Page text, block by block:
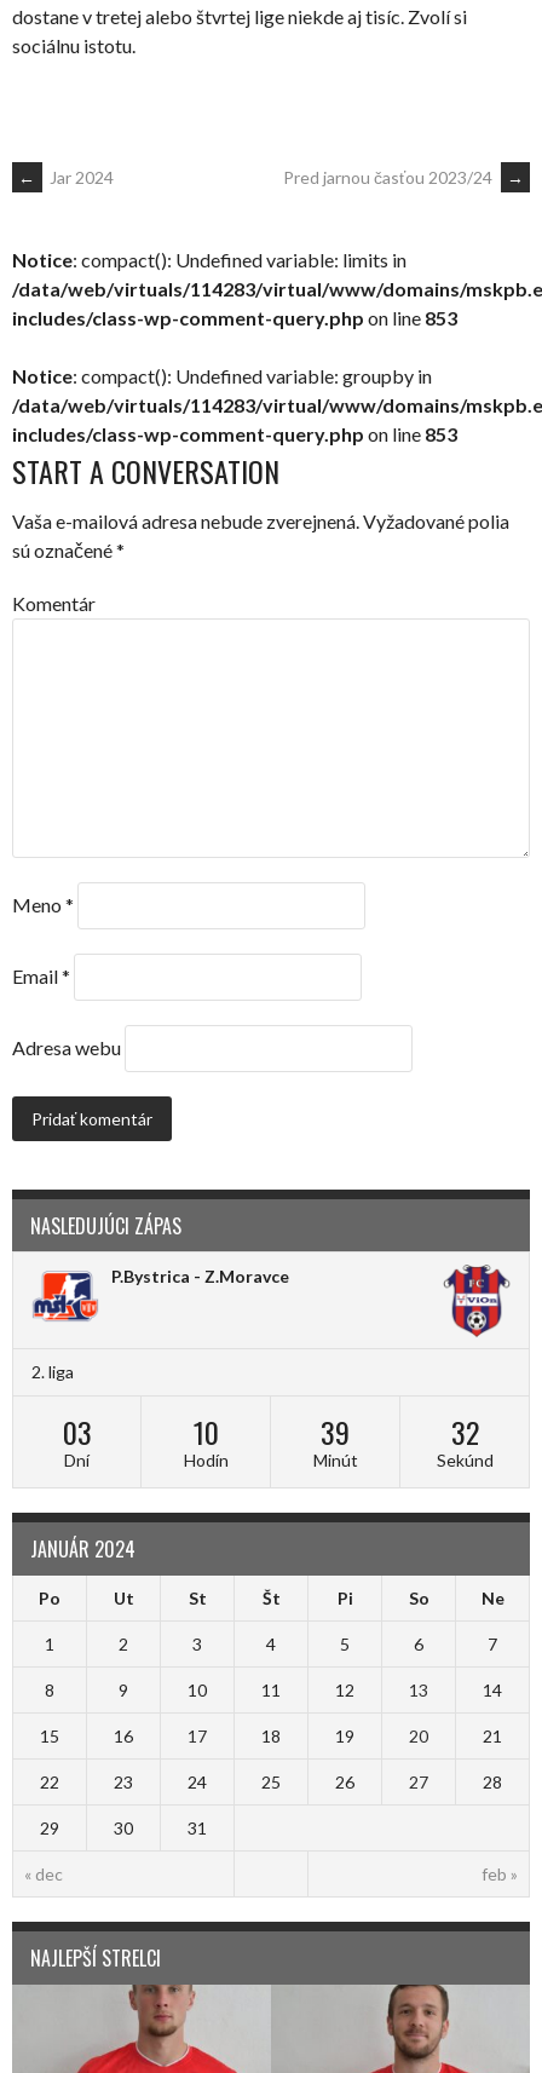
dostane v tretej alebo štvrtej lige niekde aj tisíc. Zvolí si
sociálnu istotu.
POST
NAVIGATION
← Jar 2024 Pred jarnou časťou 2023/24 →
Notice: compact(): Undefined variable: limits in
/data/web/virtuals/114283/virtual/www/domains/
includes/class-wp-comment-query.php on line 853
Notice: compact(): Undefined variable: groupby in
/data/web/virtuals/114283/virtual/www/domains/
includes/class-wp-comment-query.php on line 853
START A CONVERSATION
Vaša e-mailová adresa nebude zverejnená. Vyžadované polia
sú označené*
Komentár
Meno *
Email*
Adresa webu
NASLEDUJÚCI ZÁPAS
P.Bystrica - Z.Moravce
2. liga
03
Dní
10
Hodín
39
Minút
32
Sekúnd
JANUÁR 2024
Po Ut St Št Pi So Ne
« dec feb »
1 2 3 4 5 6 7
8 9 10 11 12 13 14
15 16 17 18 19 20 21
22 23 24 25 26 27 28
29 30 31
NAJLEPŠÍ STRELCI